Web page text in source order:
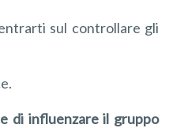
sul controllare gli
di influenzare il gruppo